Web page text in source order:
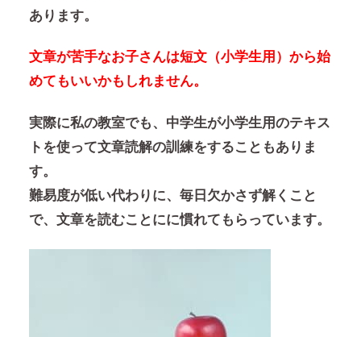
あります。
文章が苦手なお子さんは短文（小学生用）から始
めてもいいかもしれません。
実際に私の教室でも、中学生が小学生用のテキス
トを使って文章読解の訓練をすることもありま
す。
難易度が低い代わりに、毎日欠かさず解くこと
で、文章を読むことにに慣れてもらっています。